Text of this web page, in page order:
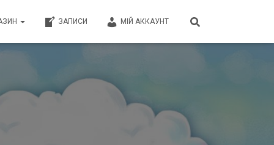
ЗАПИСИ МІЙ АККАУНТ